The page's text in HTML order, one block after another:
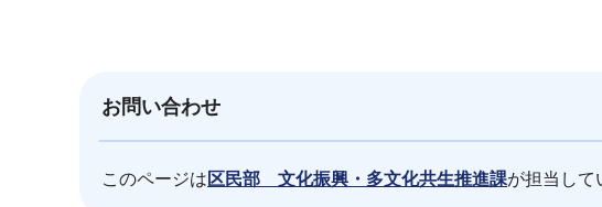
お問い合わせ
このページは 区民部 文化振興・多文化共生推進課が担当して